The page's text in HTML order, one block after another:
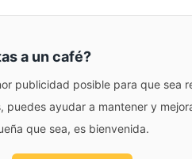
a un café?
publicidad posible para que sea
ayudar a mantener y
que sea, es bienvenida.